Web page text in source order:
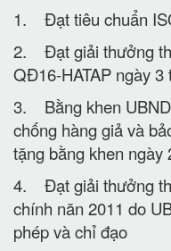
1. Đạt tiêu chuẩn
2. Đạt giải thưởng
QĐ16-HATAP ngày 3
3. Bằng khen
chống hàng giả và
tặng bằng khen ngày
4. Đạt giải thưởng
chính năn 2011 do
phép và chỉ đạo